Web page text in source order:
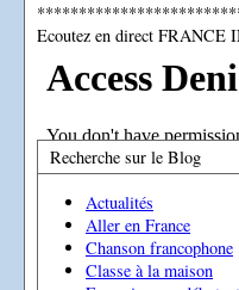
Ecoutez en direct FRANCE
Recherche sur le Blog
Actualités
Aller en France
Chanson francophone
Classe à la maison